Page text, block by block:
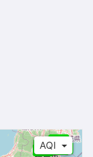
AQI
24 20
21
20 23